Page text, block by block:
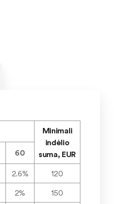
Minimali
indėlio
suma, EUR
60
2.6%
120
2%
150